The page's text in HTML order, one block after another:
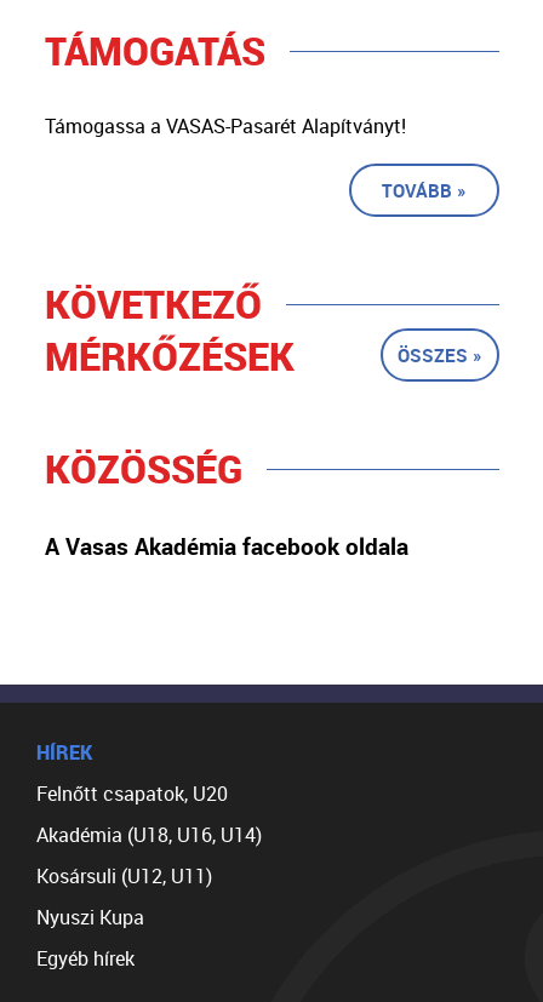
TÁMOGATÁS
Támogassa a VASAS-Pasarét Alapítványt!
TOVÁBB »
KÖVETKEZŐ
MÉRKŐZÉSEK
ÖSSZES »
KÖZÖSSÉG
A Vasas Akadémia facebook oldala
HÍREK
Felnőtt csapatok, U20
Akadémia (U18, U16, U14)
Kosársuli (U12, U11)
Nyuszi Kupa
Egyéb hírek